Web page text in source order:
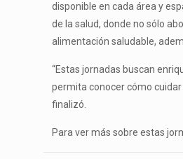
disponible en cada área y
de la salud, donde no sólo
alimentación saludable,
“Estas jornadas buscan
permita conocer cómo
finalizó.
Para ver más sobre estas